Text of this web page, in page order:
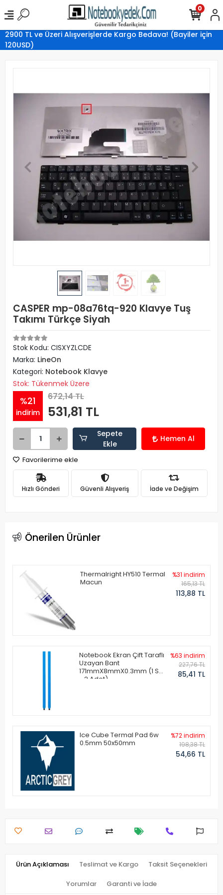
2900 TL ve Üzeri Alışverişlerde Kargo Bedava! (Bayiler için
120USD)
0
CASPER mp-08a76tq-920 Klavye Tuş
Takımı Türkçe Siyah
Stok Kodu: CISXYZLCDE
Marka: LineOn
Kategori: Notebook Klavye
Stok: Tükenmek Üzere
%21
indirim
672,14 TL
531,81 TL
Sepete
Ekle
Hemen Al
Favorilerime ekle
Hızlı Gönderi Güvenli Alışveriş İade ve Değişim
Önerilen Ürünler
Thermalright HY510 Termal
Macun
%31 indirim
165,13 TL
113,88 TL
Notebook Ekran Çift Taraflı
Uzayan Bant
171mmX8mmX0.3mm (1 Set
- 2 Adet)
%63 indirim
227,76 TL
85,41 TL
Ice Cube Termal Pad 6w
0.5mm 50x50mm
%72 indirim
198,38 TL
54,66 TL
Ürün Açıklaması Teslimat ve Kargo Taksit Seçenekleri
Yorumlar Garanti ve İade